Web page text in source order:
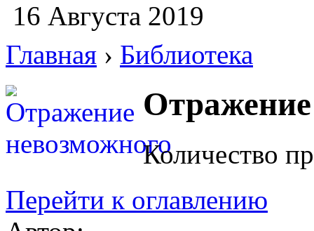
16 Августа 2019
Главная › Библиотека
Количество
Перейти к оглавлению